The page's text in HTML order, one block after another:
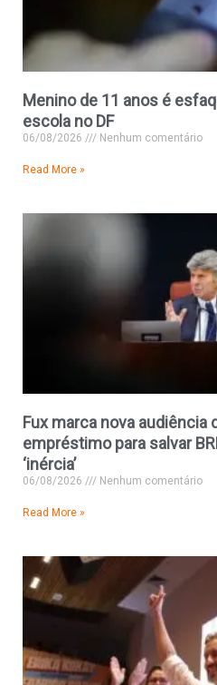
Menino de 11 anos é
escola no DF
06/08/2026 Nenhum comentário
Read More »
Fux marca nova audiência
empréstimo para salvar
‘inércia’
06/08/2026 Nenhum comentário
Read More »